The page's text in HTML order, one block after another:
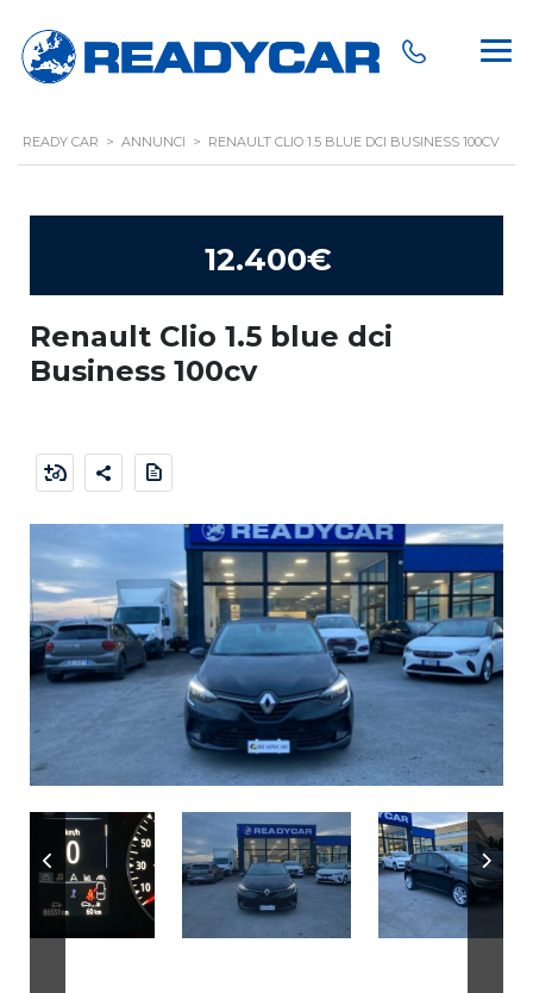
READY CAR > ANNUNCI > RENAULT CLIO 1.5 BLUE DCI BUSINESS 100CV
12.400€
Renault Clio 1.5 blue dci
Business 100cv